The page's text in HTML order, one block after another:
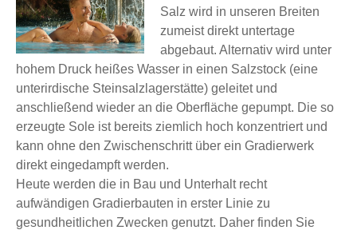
Salz wird in unseren Breiten
zumeist direkt untertage
abgebaut. Alternativ wird unter
hohem Druck heißes Wasser in einen Salzstock (eine
unterirdische Steinsalzlagerstätte) geleitet und
anschließend wieder an die Oberfläche gepumpt. Die so
erzeugte Sole ist bereits ziemlich hoch konzentriert und
kann ohne den Zwischenschritt über ein Gradierwerk
direkt eingedampft werden.
Heute werden die in Bau und Unterhalt recht
aufwändigen Gradierbauten in erster Linie zu
gesundheitlichen Zwecken genutzt. Daher finden Sie